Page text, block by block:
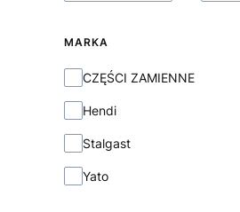
MARKA
Marka
CZĘŚCI ZAMIENNE
Hendi
Stalgast
Yato